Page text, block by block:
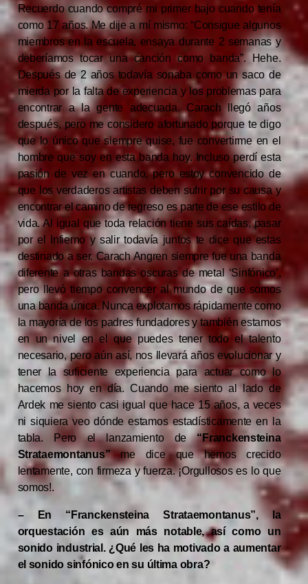
Recuerdo cuando compré mi primer bajo cuando tenía
como 17 años. Me dije a mí mismo: “Consigue algunos
miembros en la escuela, ensaya durante 2 semanas y
deberíamos tocar una canción como banda”. Hehe.
Después de 2 años todavía sonaba como un saco de
mierda por la falta de experiencia y los problemas para
encontrar a la gente adecuada. Carach llegó años
después, pero me considero afortunado porque te digo
que lo único que siempre quise, fue convertirme en el
hombre que soy en esta banda hoy. Incluso perdí esta
pasión de vez en cuando, pero estoy convencido de
que los verdaderos artistas deben sufrir por su causa y
encontrar el camino de regreso es parte de ese estilo de
vida. Al igual que toda relación tiene sus caídas, pasar
por el Infierno y salir todavía juntos te dice que estas
destinado a ser. Carach Angren siempre fue una banda
diferente a otras bandas oscuras de metal ‘Sinfónico’,
pero llevó tiempo convencer al mundo de que somos
una banda única. Nunca explotamos rápidamente como
la mayoría de los padres fundadores y también estamos
en un nivel en el que puedes tener todo el talento
necesario, pero aún así, nos llevará años evolucionar y
tener la suficiente experiencia para actuar como lo
hacemos hoy en día. Cuando me siento al lado de
Ardek me siento casi igual que hace 15 años, a veces
ni siquiera veo dónde estamos estadísticamente en la
tabla. Pero el lanzamiento de“Franckensteina
Strataemontanus”me dice que hemos crecido
lentamente, con firmeza y fuerza. ¡Orgullosos es lo que
somos!.
– En “Franckensteina Strataemontanus”, la
orquestación es aún más notable, así como un
sonido industrial. ¿Qué les ha motivado a aumentar
el sonido sinfónico en su última obra?